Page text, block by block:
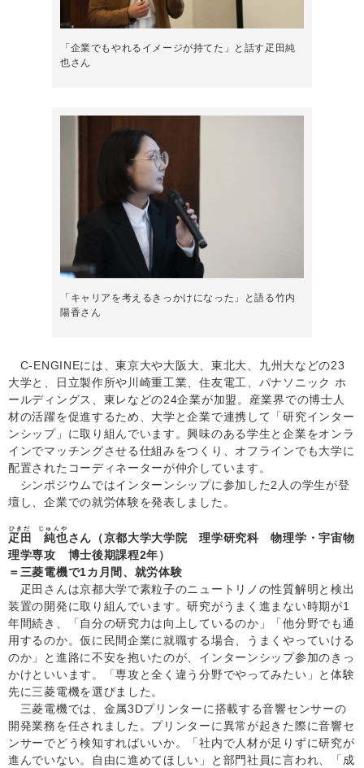
「企業でもやれるイメージが持てた」と話す疋田純
也さん
「キャリアを考えるきっかけになった」と語る竹内
陽香さん
C-ENGINEには、東京大や大阪大、東北大、九州大などの23
大学と、日立製作所や川崎重工業、住友電工、パナソニック ホ
ールディングス、東レなどの24企業が加盟。産業界での博士人
材の活躍を促進するため、大学と企業で連携して「研究インター
ンシップ」に取り組んでいます。興味のある学生と企業をオンラ
インでマッチングさせる仕組みをつくり、オフラインでも大学に
配置されたコーディネーターが仲介しています。
シンポジウムではインターンシップに参加した2人の学生が登
壇し、企業での就労体験を発表しました。
疋田 純也
ひきだ じゅんや
さん（京都大学大学院 理学研究科 物理学・宇宙物
理学専攻 博士後期課程2年）
＝三菱電機で1カ月間、就労体験
疋田さんは京都大学で素粒子のニュートリノの性質解明と検出
装置の開発に取り組んでいます。研究がうまく進まない時期が1
年間続き、「自分の研究力は向上しているのか」「他分野でも通
用するのか。仮に民間企業に就職する場合、うまくやっていける
のか」と進路に不安を抱いたのが、インターンシップ参加のきっ
かけといいます。「専攻と全く違う分野でやってみたい」と体験
先に三菱電機を選びました。
三菱電機では、金属3Dプリンターに搭載する音響センサーの
開発業務を任されました。プリンターに異常が起きた際に音響セ
ンサーでどう検知すればいいか。「社内で人材が足りずに研究が
進んでいない。自由に進めてほしい」と部門社員に言われ、「成